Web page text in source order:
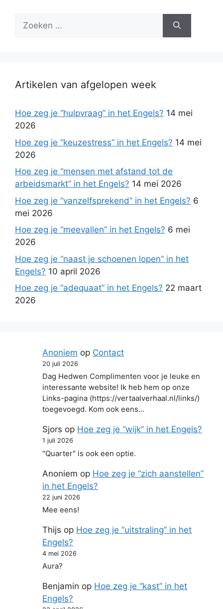
Zoek
Artikelen van afgelopen week
Hoe zeg je “hulpvraag” in het Engels? 14 mei
2026
Hoe zeg je “keuzestress” in het Engels? 14 mei
2026
Hoe zeg je “mensen met afstand tot de
arbeidsmarkt” in het Engels? 14 mei 2026
Hoe zeg je “vanzelfsprekend” in het Engels? 6
mei 2026
Hoe zeg je “meevallen” in het Engels? 6 mei
2026
Hoe zeg je “naast je schoenen lopen” in het
Engels? 10 april 2026
Hoe zeg je “adequaat” in het Engels? 22 maart
2026
Anoniem op Contact
20 juli 2026
Dag Hedwen Complimenten voor je leuke en
interessante website! Ik heb hem op onze
Links-pagina (https://vertaalverhaal.nl/links/)
toegevoegd. Kom ook eens…
Sjors op Hoe zeg je “wijk” in het Engels?
1 juli 2026
"Quarter" is ook een optie.
Anoniem op Hoe zeg je “zich aanstellen”
in het Engels?
22 juni 2026
Mee eens!
Thijs op Hoe zeg je “uitstraling” in het
Engels?
4 mei 2026
Aura?
Benjamin op Hoe zeg je “kast” in het
Engels?